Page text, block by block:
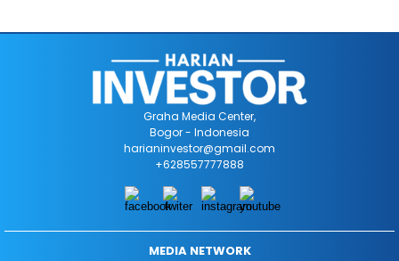
Graha Media Center,
Bogor - Indonesia
harianinvestor@gmail.com
+628557777888
MEDIA NETWORK